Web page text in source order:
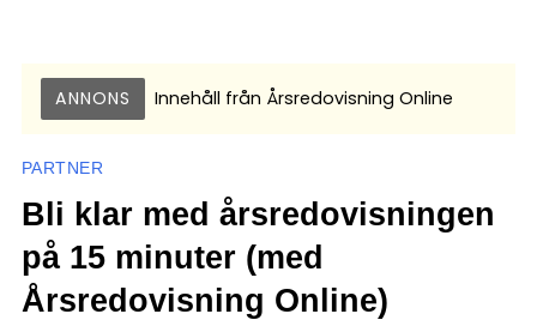
ANNONS Innehåll från Årsredovisning Online
PARTNER
Bli klar med årsredovisningen
på 15 minuter (med
Årsredovisning Online)